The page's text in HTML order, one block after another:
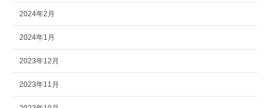
2024年2月
2024年1月
2023年12月
2023年11月